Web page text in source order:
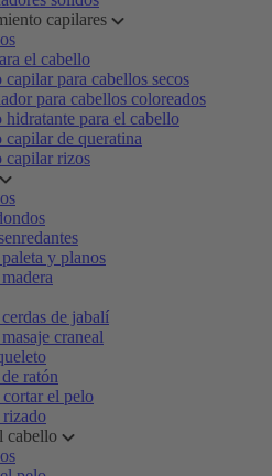
capilares
el cabello
capilar para cabellos secos
para cabellos coloreados
hidratante para el cabello
capilar de queratina
capilar rizos
y planos
de jabalí
craneal
ratón
cortar el pelo
rizado
cabello